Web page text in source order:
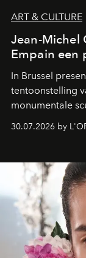
ART & CULTURE
Jean-Michel
Empain een
In Brussel
tentoonstelling
monumentale
fonkelend
een emotionele
moment van
30.07.2026 by